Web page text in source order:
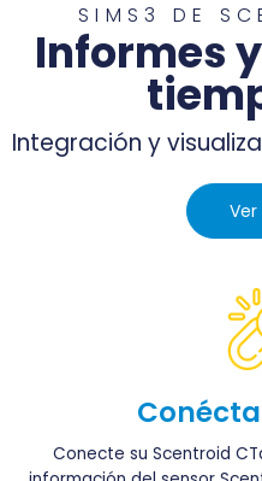
SIMS3 DE
Informes
Integración y
Ver
Conecte su Scentroid